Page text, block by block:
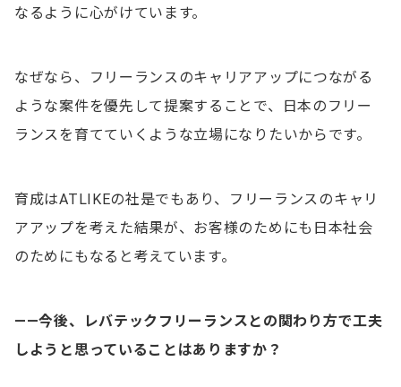
なるように心がけています。
なぜなら、フリーランスのキャリアアップにつながる
ような案件を優先して提案することで、日本のフリー
ランスを育てていくような立場になりたいからです。
育成はATLIKEの社是でもあり、フリーランスのキャリ
アアップを考えた結果が、お客様のためにも日本社会
のためにもなると考えています。
——今後、レバテックフリーランスとの関わり方で工夫
しようと思っていることはありますか？